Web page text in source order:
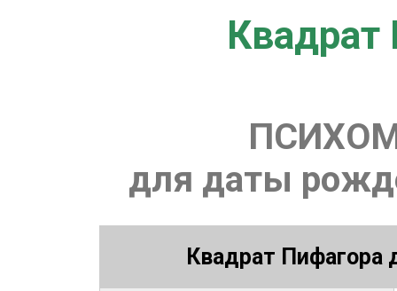
Квадрат
для даты
Квадрат Пифагора